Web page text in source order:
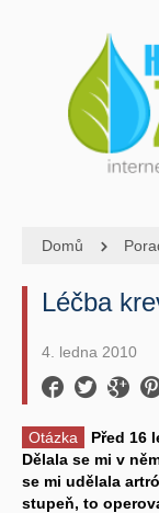
Domů
Léčba
4. ledna 2010
Otázka
Před 16
Dělala se mi v
se mi udělala
stupeň, to